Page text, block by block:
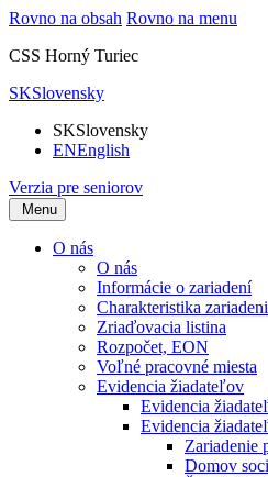
Rovno na obsah Rovno na menu
CSS Horný Turiec
SKSlovensky
SKSlovensky
ENEnglish
Verzia pre seniorov
Menu
O nás
O nás
Informácie o zariadení
Charakteristika
Zriaďovacia listina
Rozpočet, EON
Voľné pracovné miesta
Evidencia žiadateľov
Evidencia
Evidencia
Zariadenie
Domov